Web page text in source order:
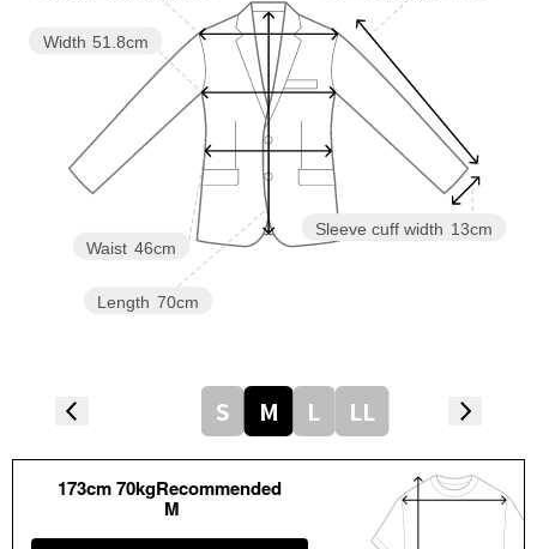
Sleeve cuff width 13cm
Length 70cm
Waist 46cm
Width 51.8cm
S M L LL
173cm 70kgRecommended
M